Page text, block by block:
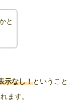
と
示なし！ということ
ます。